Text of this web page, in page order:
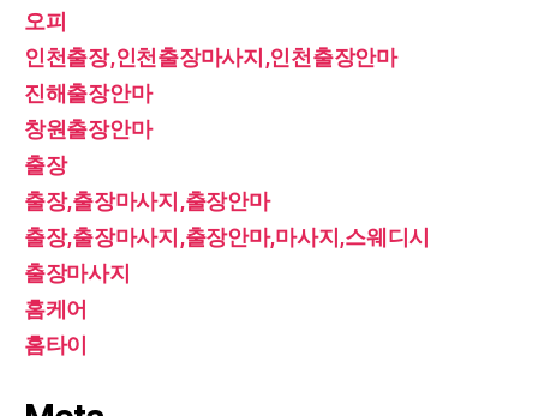
오피
인천출장,인천출장마사지,인천출장안마
진해출장안마
창원출장안마
출장
출장,출장마사지,출장안마
출장,출장마사지,출장안마,마사지,스웨디시
출장마사지
홈케어
홈타이